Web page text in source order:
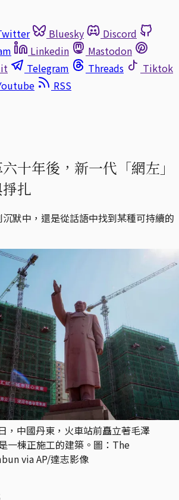
Bluesky
Discord
Linkedin
Mastodon
Telegram Threads
Tiktok
RSS
六十年後，新一代「網左」
扎
默中，還是從話語中找到某種可持續的
，中國丹東，火車站前矗立著毛澤
一棟正施工的建築。圖：The
via AP/達志影像